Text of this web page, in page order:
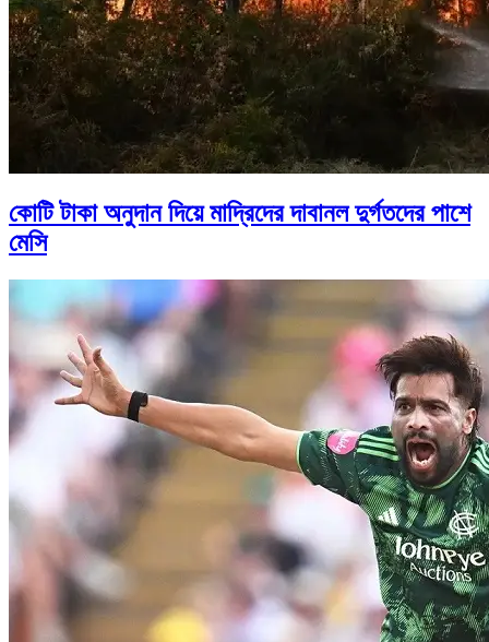
কোটি টাকা অনুদান দিয়ে মাদ্রিদের দাবানল দুর্গতদের পাশে
মেসি